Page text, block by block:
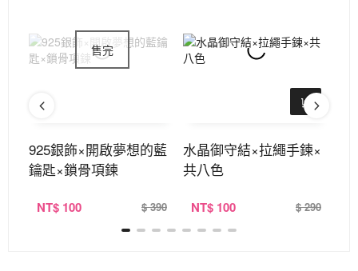
925銀飾×開啟夢想的藍
鑰匙×鎖骨項鍊
NT$ 100 $ 390
水晶御守結×拉繩手鍊×
共八色
NT$ 100 $ 290